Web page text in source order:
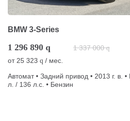
BMW 3-Series
1 296 890 q 1 337 000 q
от 25 323 q / мес.
Автомат • Задний привод • 2013 г. в.
л. / 136 л.с. • Бензин